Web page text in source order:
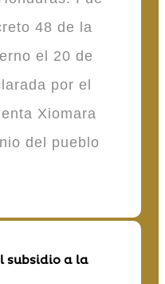
48 de la
el 20 de
por el
Xiomara
del pueblo
subsidio a la